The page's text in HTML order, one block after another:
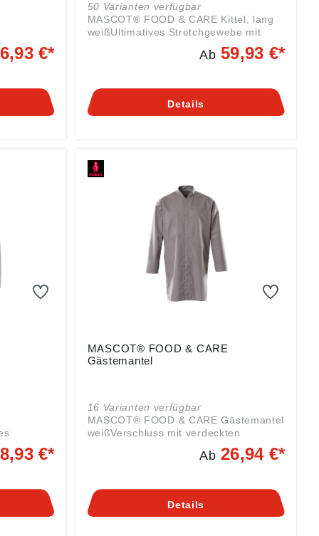
mit
€*
50 Varianten verfügbar
MASCOT® FOOD & CARE Kittel, lang
weißUltimatives Stretchgewebe mit
geringem Gewicht und guter
StrapazierfähigkeitSchnelltrocknendDru
SeitenVerschluss mit verdeckten
DruckknöpfenDruckknöpfe aus
GrößeDas Produkt ist für
Industriewäsche geeignet
Ab59,93 €*
Details
Gewicht€*
MASCOT® FOOD & CARE
Gästemantel
16 Varianten verfügbar
MASCOT® FOOD & CARE Gästemantel
weißVerschluss mit verdeckten
DruckknöpfenDruckknöpfe aus
MetallEinsetzen von Namensschildern
GrößeDas Produkt ist für
Industriewäsche geeignet
Ab26,94 €*
Details